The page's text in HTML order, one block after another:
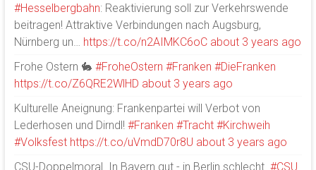
#Hesselbergbahn: Reaktivierung soll zur Verkehrswende
beitragen! Attraktive Verbindungen nach Augsburg,
Nürnberg un… https://t.co/n2AIMKC6oC about 3 years ago
Frohe Ostern 🐇 #FroheOstern #Franken #DieFranken
https://t.co/Z6QRE2WlHD about 3 years ago
Kulturelle Aneignung: Frankenpartei will Verbot von
Lederhosen und Dirndl! #Franken #Tracht #Kirchweih
#Volksfest https://t.co/uVmdD70r8U about 3 years ago
CSU-Doppelmoral. In Bayern gut - in Berlin schlecht. #CSU